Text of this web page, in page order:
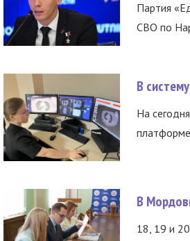
Партия
СВО по
В
На
В
18, 19 и